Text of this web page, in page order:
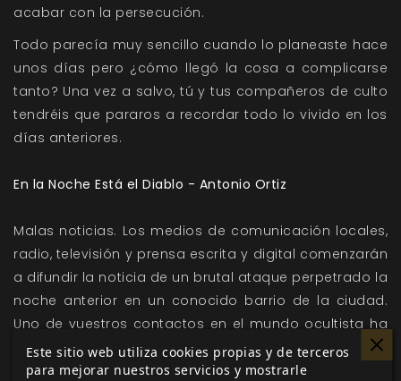
acabar con la persecución.
Todo parecía muy sencillo cuando lo planeaste hace
unos días pero ¿cómo llegó la cosa a complicarse
tanto? Una vez a salvo, tú y tus compañeros de culto
tendréis que pararos a recordar todo lo vivido en los
días anteriores.
En la Noche Está el Diablo - Antonio Ortiz
Malas noticias. Los medios de comunicación locales,
radio, televisión y prensa escrita y digital comenzarán
a difundir la noticia de un brutal ataque perpetrado la
noche anterior en un conocido barrio de la ciudad.
Uno de vuestros contactos en el mundo ocultista ha
sido asesinado en extrañas circunstancias.
Este sitio web utiliza cookies propias y de terceros
para mejorar nuestros servicios y mostrarle